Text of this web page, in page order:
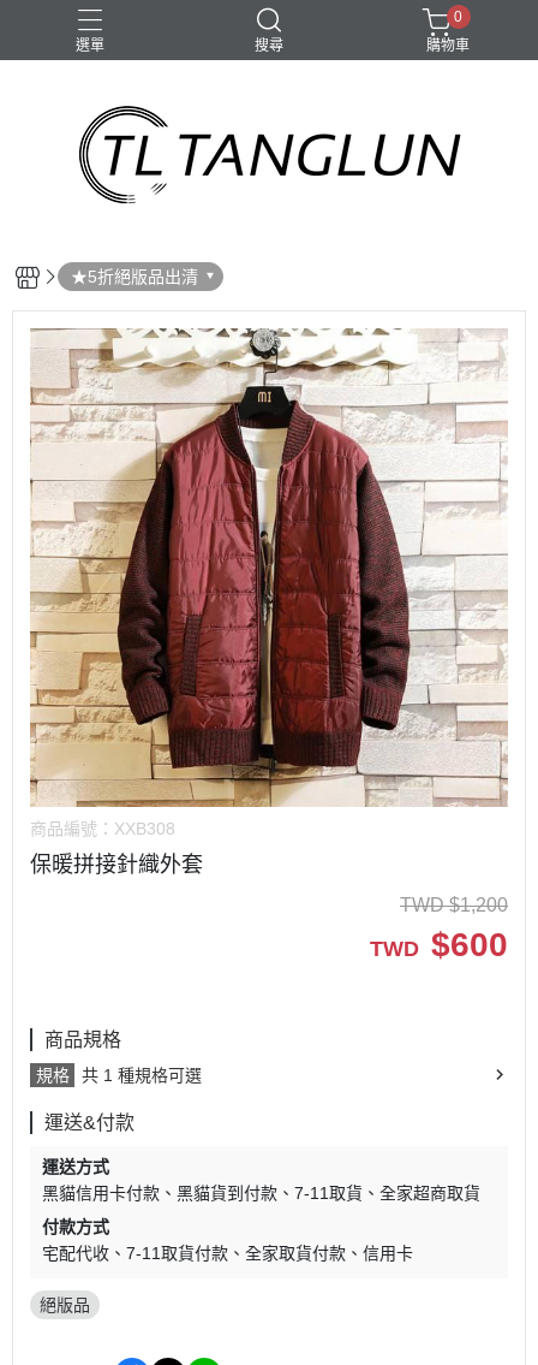
選單 搜尋
0
購物車
★5折絕版品出清
商品編號： XXB308
保暖拼接針織外套
TWD $1,200
TWD $600
商品規格
規格 共 1 種規格可選
運送&付款
運送方式
黑貓信用卡付款
黑貓貨到付款 7-11取貨
全家超商取貨
付款方式
宅配代收
7-11取貨付款 全家取貨付款 信用卡
絕版品